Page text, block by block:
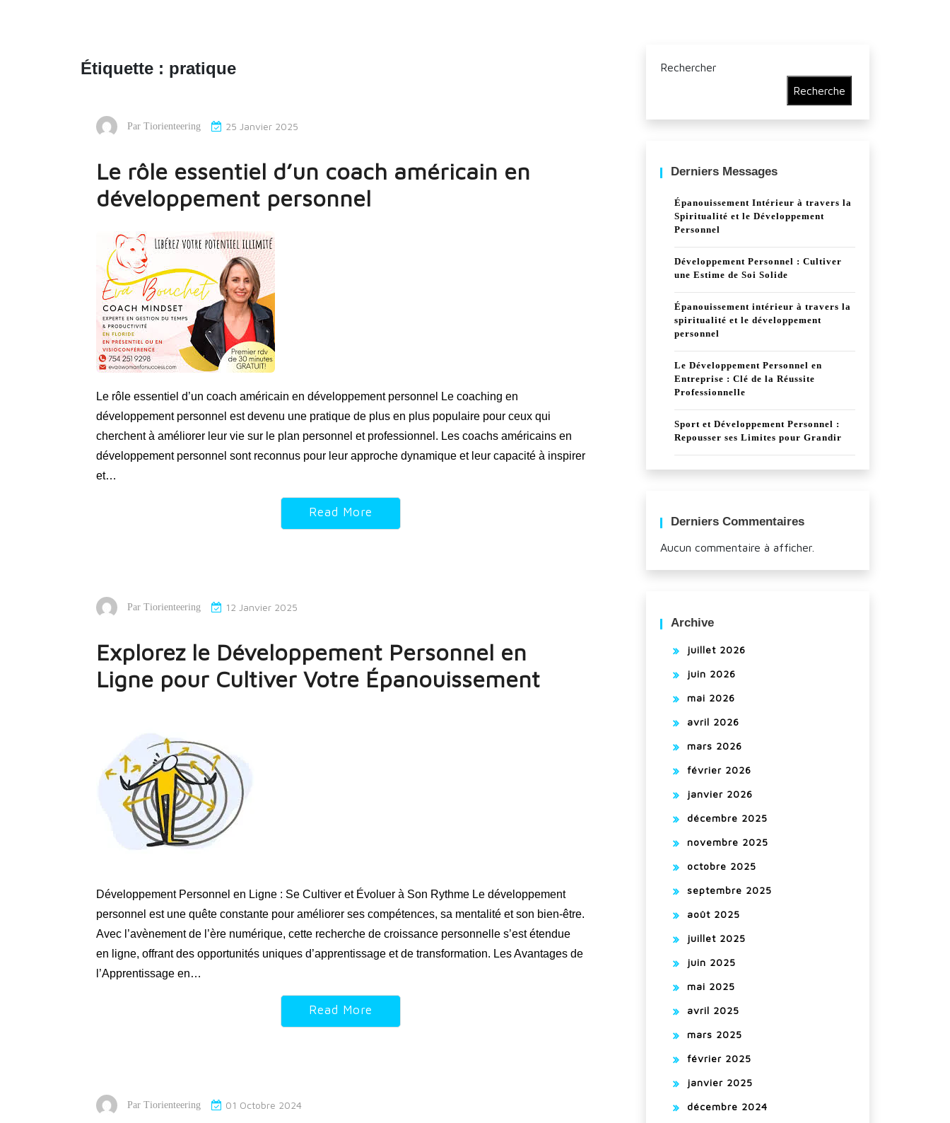
Étiquette : pratique
Par Tiorienteering 25 Janvier 2025
Le rôle essentiel d’un coach américain en
développement personnel
Le rôle essentiel d’un coach américain en développement personnel Le coaching en
développement personnel est devenu une pratique de plus en plus populaire pour ceux qui
cherchent à améliorer leur vie sur le plan personnel et professionnel. Les coachs américains en
développement personnel sont reconnus pour leur approche dynamique et leur capacité à inspirer
et…
Read More
Par Tiorienteering 12 Janvier 2025
Explorez le Développement Personnel en
Ligne pour Cultiver Votre Épanouissement
Développement Personnel en Ligne : Se Cultiver et Évoluer à Son Rythme Le développement
personnel est une quête constante pour améliorer ses compétences, sa mentalité et son bien-être.
Avec l’avènement de l’ère numérique, cette recherche de croissance personnelle s’est étendue
en ligne, offrant des opportunités uniques d’apprentissage et de transformation. Les Avantages de
l’Apprentissage en…
Read More
Par Tiorienteering 01 Octobre 2024
Rechercher
Recherche
Derniers Messages
Épanouissement Intérieur à travers la
Spiritualité et le Développement
Personnel
Développement Personnel : Cultiver
une Estime de Soi Solide
Épanouissement intérieur à travers la
spiritualité et le développement
personnel
Le Développement Personnel en
Entreprise : Clé de la Réussite
Professionnelle
Sport et Développement Personnel :
Repousser ses Limites pour Grandir
Derniers Commentaires
Aucun commentaire à afficher.
Archive
juillet 2026
juin 2026
mai 2026
avril 2026
mars 2026
février 2026
janvier 2026
décembre 2025
novembre 2025
octobre 2025
septembre 2025
août 2025
juillet 2025
juin 2025
mai 2025
avril 2025
mars 2025
février 2025
janvier 2025
décembre 2024